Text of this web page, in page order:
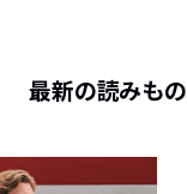
最新の読みもの